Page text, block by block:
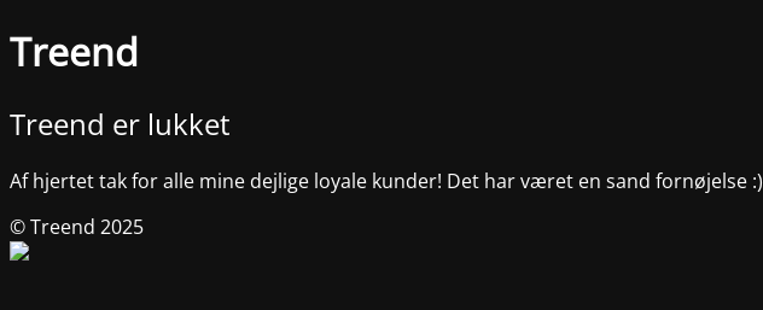
Treend
Treend er lukket
Af hjertet tak for alle mine dejlige loyale kunder! Det har været en sand fornøjelse :)
© Treend 2025